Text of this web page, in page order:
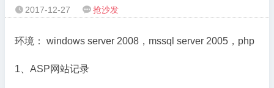
 2017-12-27  抢沙发
环境： windows server 2008，mssql server 2005，php
1、ASP网站记录